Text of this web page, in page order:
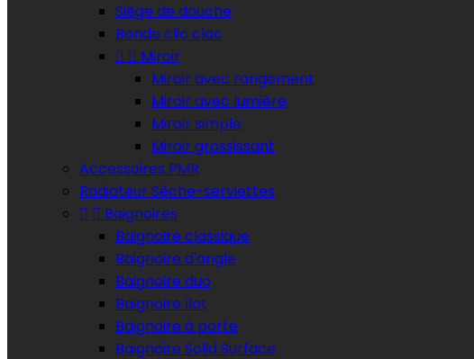
Siège de douche
Bonde clic clac
  Miroir
Miroir avec rangement
Miroir avec lumière
Miroir simple
Miroir grossissant
Accessoires PMR
Radiateur Sèche-serviettes
  Baignoires
Baignoire classique
Baignoire d'angle
Baignoire duo
Baignoire îlot
Baignoire à porte
Baignoire Solid Surface